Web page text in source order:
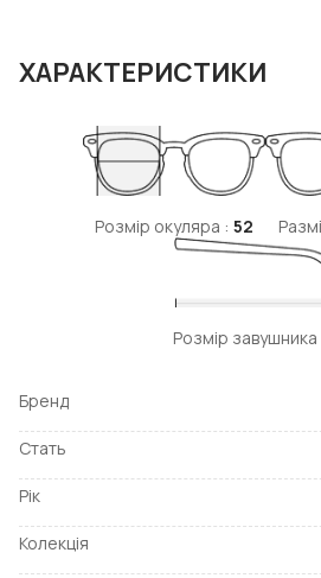
ХАРАКТЕРИСТИКИ
Розмір окуляра : 52
Розмір завушника
Бренд
Стать
Рік
Колекція